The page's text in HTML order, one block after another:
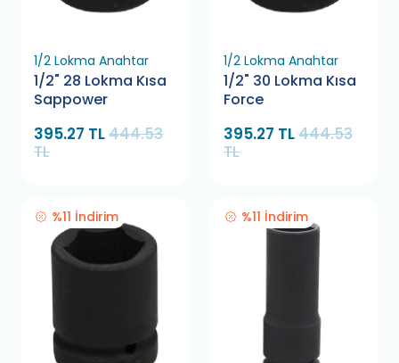
1/2 Lokma Anahtar
1/2" 28 Lokma Kısa
Sappower
395.27 TL444.53
TL
1/2 Lokma Anahtar
1/2" 30 Lokma Kısa
Force
395.27 TL444.53
TL
%11 İndirim %11 İndirim